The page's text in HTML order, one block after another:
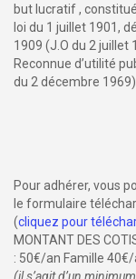
but lucratif ,
loi du 1 juillet 1901,
1909 (J.O du 2 juillet
Reconnue d’utilité
du 2 décembre 1969)
Pour adhérer, vous
le formulaire
(cliquez pour
MONTANT DES
: 50€/an Famille
(il s’agit d’un